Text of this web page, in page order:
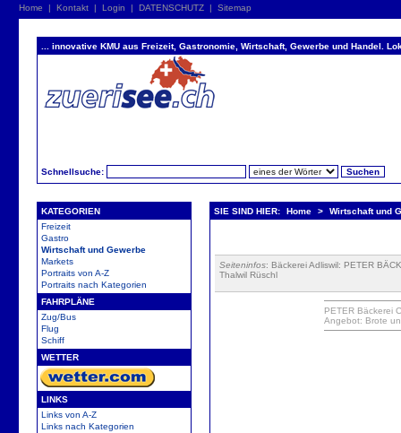
Home | Kontakt | Login | DATENSCHUTZ | Sitemap
... innovative KMU aus Freizeit, Gastronomie, Wirtschaft, Gewerbe und Handel.
Schnellsuche:
KATEGORIEN
Freizeit
Gastro
Wirtschaft und Gewerbe
Markets
Portraits von A-Z
Portraits nach Kategorien
FAHRPLÄNE
Zug/Bus
Flug
Schiff
WETTER
LINKS
Links von A-Z
Links nach Kategorien
SIE SIND HIER: Home > Wirtschaft und
Seiteninfos: Bäckerei Adliswil: PETER
Thalwil Rüschl
PETER Bäckerei
Angebot: Brote